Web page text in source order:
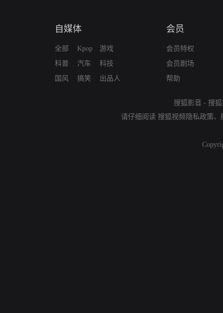
自媒体
全部
科普
国风
Kpop
汽车
搞笑
游戏
科技
出品人
会员
会员特权
会员剧场
帮助
搜狐影音 - 搜
请仔细阅读 搜狐视频隐私政策、